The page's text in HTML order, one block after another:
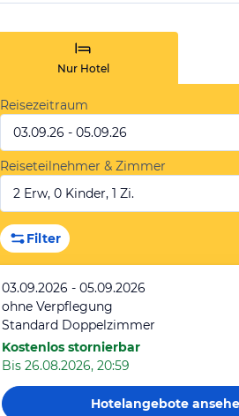
Nur Hotel
Reisezeitraum
03.09.26 - 05.09.26
Reiseteilnehmer & Zimmer
2 Erw, 0 Kinder, 1 Zi.
Filter
03.09.2026 - 05.09.2026
ohne Verpflegung
Standard Doppelzimmer
Kostenlos stornierbar
Bis 26.08.2026, 20:59
Hotelangebote